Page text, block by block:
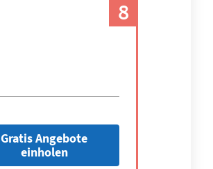
8
Gratis Angebote
einholen